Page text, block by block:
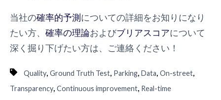
当社の確率的予測 についての詳細をお知りになり
たい方、 確率の理論およびブリアスコアについて
深く掘り下げたい方は、ご連絡ください！
Quality, Ground Truth Test, Parking, Data, On-street,
Transparency, Continuous improvement, Real-time